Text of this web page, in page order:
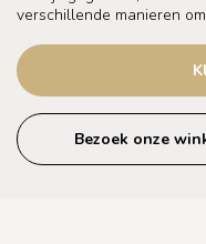
verschillende manieren
Bezoek onze